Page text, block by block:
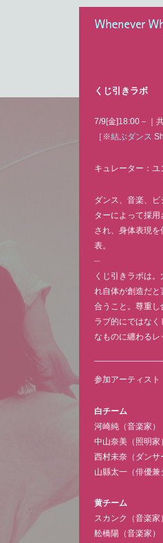
くじ引きラボ
7/9[金]18:00－｜
［※結ぶダンス
キュレーター：ユ
ダンス、音楽、
ターによって採
され、身体表現
表。
─
くじ引きラボは
れ自体が創造だと
合うこと。尊重し
ラブ的にではな
なものに纏わるレ
参加アーティスト
白チーム
河崎純（音楽家）
中山奈美（照明家）
西村未奈（ダンサ
山縣太一（俳優兼
黄チーム
スカンク（音楽家）
舩橋陽（音楽家）